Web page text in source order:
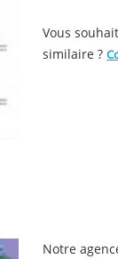
Vous
similaire ?
Notre